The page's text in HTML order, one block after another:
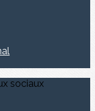
sociaux